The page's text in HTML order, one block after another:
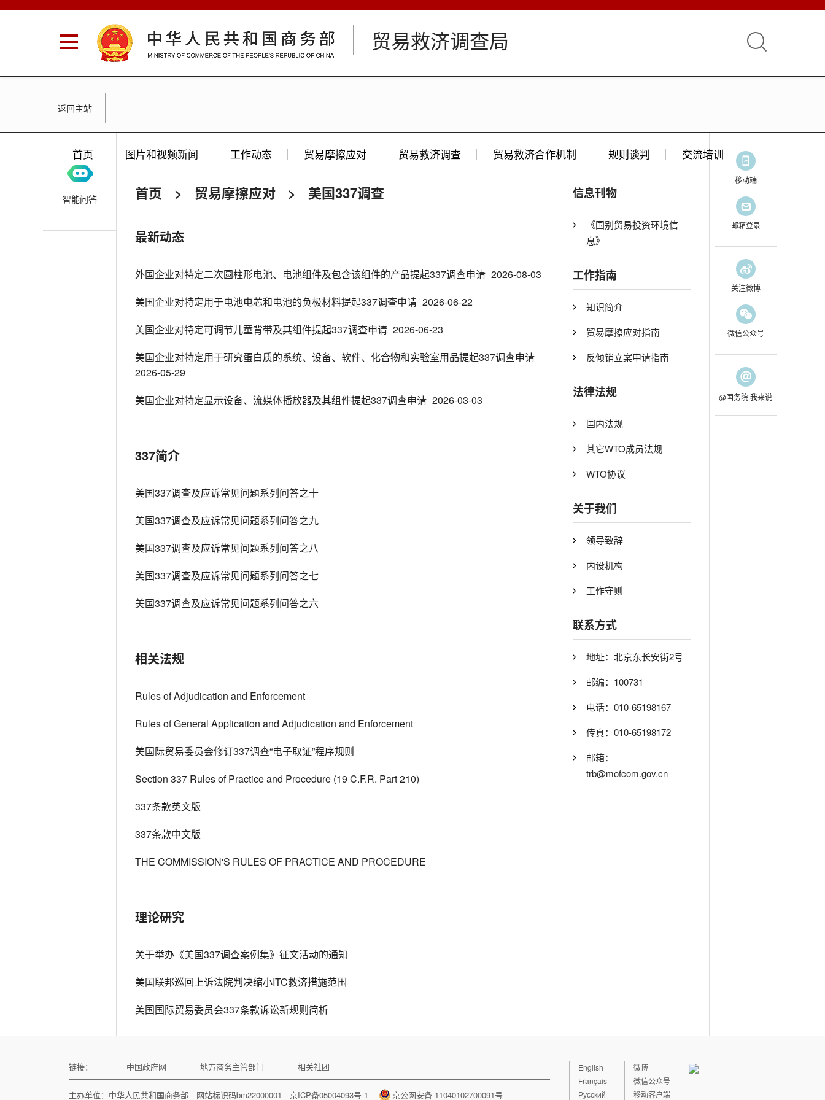
贸易救济调查局
返回主站
首页 图片和视频新闻 工作动态 贸易摩擦应对 贸易救济调查 贸易救济合作机制 规则谈判 交流培训
首页 > 贸易摩擦应对 > 美国337调查
最新动态
外国企业对特定二次圆柱形电池、电池组件及包含该组件的产品提起337调查申请 2026-08-03
美国企业对特定用于电池电芯和电池的负极材料提起337调查申请 2026-06-22
美国企业对特定可调节儿童背带及其组件提起337调查申请 2026-06-23
美国企业对特定用于研究蛋白质的系统、设备、软件、化合物和实验室用品提起337调查申请
2026-05-29
美国企业对特定显示设备、流媒体播放器及其组件提起337调查申请 2026-03-03
337简介
美国337调查及应诉常见问题系列问答之十
美国337调查及应诉常见问题系列问答之九
美国337调查及应诉常见问题系列问答之八
美国337调查及应诉常见问题系列问答之七
美国337调查及应诉常见问题系列问答之六
相关法规
Rules of Adjudication and Enforcement
Rules of General Application and Adjudication and Enforcement
美国际贸易委员会修订337调查“电子取证”程序规则
Section 337 Rules of Practice and Procedure (19 C.F.R. Part 210)
337条款英文版
337条款中文版
THE COMMISSION'S RULES OF PRACTICE AND PROCEDURE
理论研究
关于举办《美国337调查案例集》征文活动的通知
美国联邦巡回上诉法院判决缩小ITC救济措施范围
美国国际贸易委员会337条款诉讼新规则简析
信息刊物
《国别贸易投资环境信
息》
工作指南
知识简介
贸易摩擦应对指南
反倾销立案申请指南
法律法规
国内法规
其它WTO成员法规
WTO协议
关于我们
领导致辞
内设机构
工作守则
联系方式
地址：北京东长安街2号
邮编：100731
电话：010-65198167
传真：010-65198172
邮箱：
trb@mofcom.gov.cn
智能问答
移动端
邮箱登录
关注微博
微信公众号
@国务院 我来说
链接： 中国政府网 地方商务主管部门 相关社团
主办单位：中华人民共和国商务部 网站标识码bm22000001京ICP备05004093号-1 京公网安备 11040102700091号
English
Français
Русский
微博
微信公众号
移动客户端